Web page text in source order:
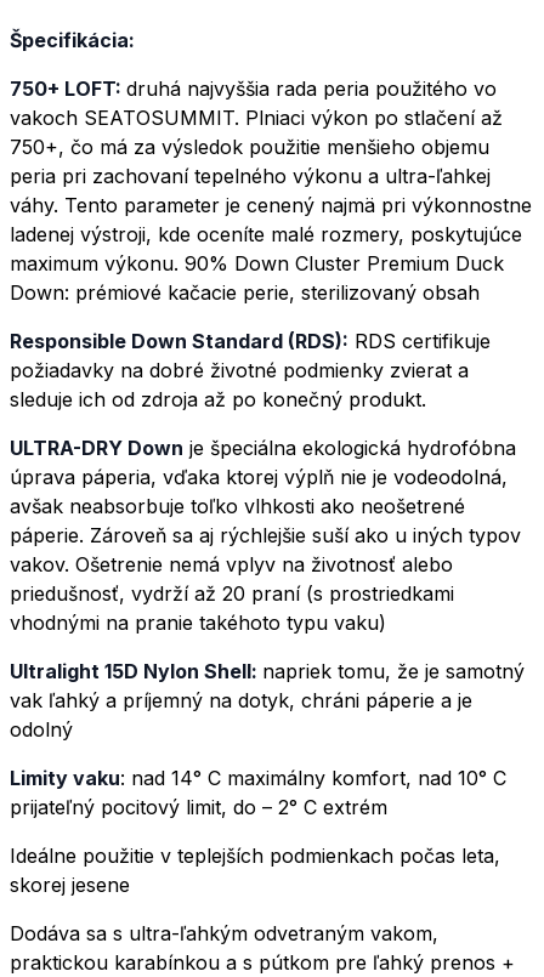
Špecifikácia:
750+ LOFT: druhá najvyššia rada peria použitého vo
vakoch SEATOSUMMIT. Plniaci výkon po stlačení až
750+, čo má za výsledok použitie menšieho objemu
peria pri zachovaní tepelného výkonu a ultra-ľahkej
váhy. Tento parameter je cenený najmä pri výkonnostne
ladenej výstroji, kde oceníte malé rozmery, poskytujúce
maximum výkonu. 90% Down Cluster Premium Duck
Down: prémiové kačacie perie, sterilizovaný obsah
Responsible Down Standard (RDS): RDS certifikuje
požiadavky na dobré životné podmienky zvierat a
sleduje ich od zdroja až po konečný produkt.
ULTRA-DRY Down je špeciálna ekologická hydrofóbna
úprava páperia, vďaka ktorej výplň nie je vodeodolná,
avšak neabsorbuje toľko vlhkosti ako neošetrené
páperie. Zároveň sa aj rýchlejšie suší ako u iných typov
vakov. Ošetrenie nemá vplyv na životnosť alebo
priedušnosť, vydrží až 20 praní (s prostriedkami
vhodnými na pranie takéhoto typu vaku)
Ultralight 15D Nylon Shell: napriek tomu, že je samotný
vak ľahký a príjemný na dotyk, chráni páperie a je
odolný
Limity vaku: nad 14° C maximálny komfort, nad 10° C
prijateľný pocitový limit, do – 2° C extrém
Ideálne použitie v teplejších podmienkach počas leta,
skorej jesene
Dodáva sa s ultra-ľahkým odvetraným vakom,
praktickou karabínkou a s pútkom pre ľahký prenos +